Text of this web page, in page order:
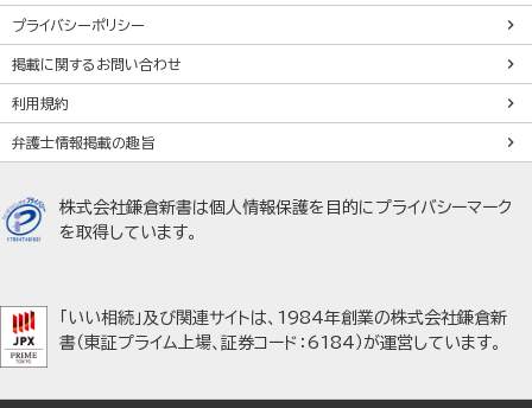
プライバシーポリシー
掲載に関するお問い合わせ
利用規約
弁護士情報掲載の趣旨
株式会社鎌倉新書は個人情報保護を目的にプライバシーマーク
を取得しています。
「いい相続」及び関連サイトは、1984年創業の株式会社鎌倉新
書（東証プライム上場、証券コード：6184）が運営しています。